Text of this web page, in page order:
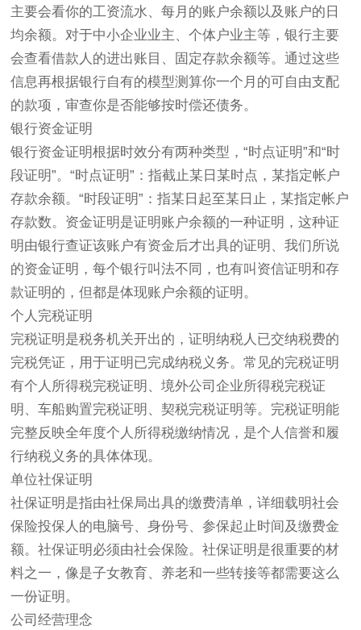
主要会看你的工资流水、每月的账户余额以及账户的日
均余额。对于中小企业业主、个体户业主等，银行主要
会查看借款人的进出账目、固定存款余额等。通过这些
信息再根据银行自有的模型测算你一个月的可自由支配
的款项，审查你是否能够按时偿还债务。
银行资金证明
银行资金证明根据时效分有两种类型，“时点证明”和“时
段证明”。“时点证明”：指截止某日某时点，某指定帐户
存款余额。“时段证明”：指某日起至某日止，某指定帐户
存款数。资金证明是证明账户余额的一种证明，这种证
明由银行查证该账户有资金后才出具的证明、我们所说
的资金证明，每个银行叫法不同，也有叫资信证明和存
款证明的，但都是体现账户余额的证明。
个人完税证明
完税证明是税务机关开出的，证明纳税人已交纳税费的
完税凭证，用于证明已完成纳税义务。常见的完税证明
有个人所得税完税证明、境外公司企业所得税完税证
明、车船购置完税证明、契税完税证明等。完税证明能
完整反映全年度个人所得税缴纳情况，是个人信誉和履
行纳税义务的具体体现。
单位社保证明
社保证明是指由社保局出具的缴费清单，详细载明社会
保险投保人的电脑号、身份号、参保起止时间及缴费金
额。社保证明必须由社会保险。社保证明是很重要的材
料之一，像是子女教育、养老和一些转接等都需要这么
一份证明。
公司经营理念